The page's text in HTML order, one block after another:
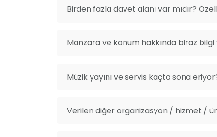
Birden fazla davet alanı var mıdır?
Manzara ve konum hakkında biraz
Müzik yayını ve servis kaçta sona
Verilen diğer organizasyon / hizmet /